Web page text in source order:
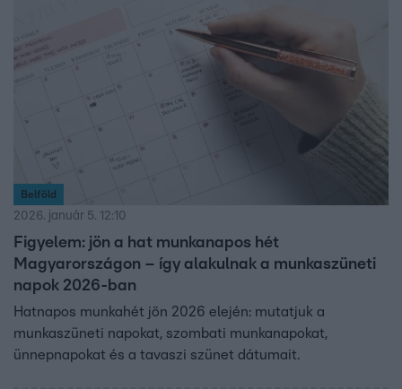
Belföld
2026. január 5. 12:10
Figyelem: jön a hat munkanapos hét
Magyarországon – így alakulnak a munkaszüneti
napok 2026-ban
Hatnapos munkahét jön 2026 elején: mutatjuk a
munkaszüneti napokat, szombati munkanapokat,
ünnepnapokat és a tavaszi szünet dátumait.